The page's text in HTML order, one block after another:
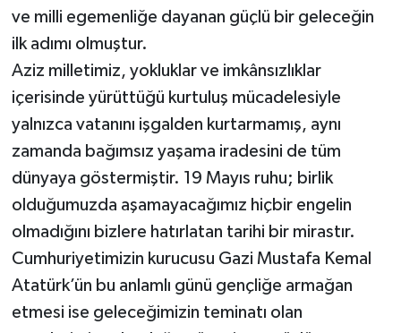
ve milli egemenliğe dayanan güçlü bir geleceğin
ilk adımı olmuştur.
Aziz milletimiz, yokluklar ve imkânsızlıklar
içerisinde yürüttüğü kurtuluş mücadelesiyle
yalnızca vatanını işgalden kurtarmamış, aynı
zamanda bağımsız yaşama iradesini de tüm
dünyaya göstermiştir. 19 Mayıs ruhu; birlik
olduğumuzda aşamayacağımız hiçbir engelin
olmadığını bizlere hatırlatan tarihi bir mirastır.
Cumhuriyetimizin kurucusu Gazi Mustafa Kemal
Atatürk’ün bu anlamlı günü gençliğe armağan
etmesi ise geleceğimizin teminatı olan